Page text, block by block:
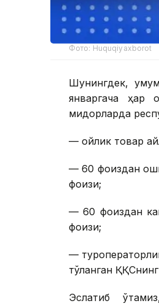
Фото: Huquqiyaxborot
Шунингдек,
январгача ҳар
миқдорларда
— ойлик товар
— 60 фоиздан
фоизи;
— 60 фоиздан
фоизи;
—
тўланган
Эслатиб